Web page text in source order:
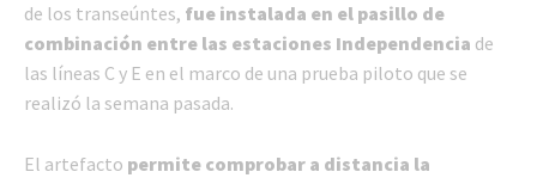
de los transeúntes, fue instalada en el pasillo de
combinación entre las estaciones Independencia de
las líneas C y E en el marco de una prueba piloto que se
realizó la semana pasada.
El artefacto permite comprobar a distancia la